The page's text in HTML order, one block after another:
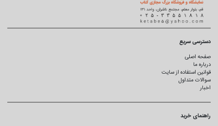
دسترسی سریع
صفحه اصلی
درباره ما
قوانین استفاده از سایت
سوالات متداول
اخبار
راهنمای خرید